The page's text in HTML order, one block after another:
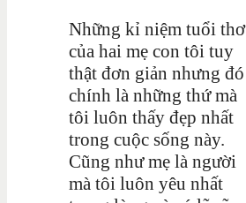
Những kỉ niệm tuổi thơ
của hai mẹ con tôi tuy
thật đơn giản nhưng đó
chính là những thứ mà
tôi luôn thấy đẹp nhất
trong cuộc sống này.
Cũng như mẹ là người
mà tôi luôn yêu nhất